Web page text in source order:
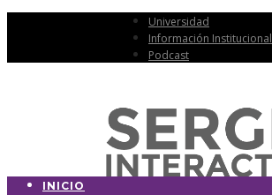
Universidad
Información Institucional
Podcast
INICIO